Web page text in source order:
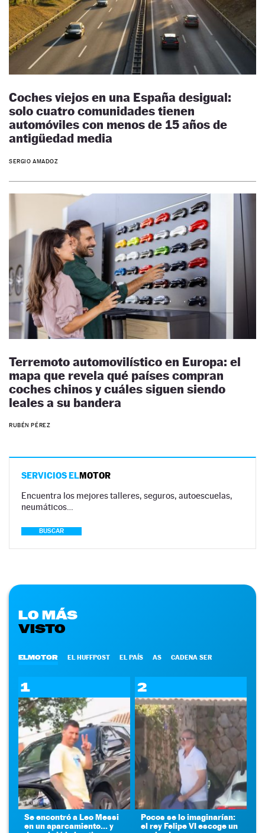
Coches viejos en una España desigual:
solo cuatro comunidades tienen
automóviles con menos de 15 años de
antigüedad media
SERGIO AMADOZ
Terremoto automovilístico en Europa: el
mapa que revela qué países compran
coches chinos y cuáles siguen siendo
leales a su bandera
RUBÉN PÉREZ
SERVICIOS ELMOTOR
Encuentra los mejores talleres, seguros, autoescuelas,
neumáticos…
BUSCAR
LO MÁS
VISTO
ELMOTOR EL HUFFPOST EL PAÍS AS CADENA SER
1
Se encontró a Leo Messi
en un aparcamiento... y
2
Pocos se lo imaginarían:
el rey Felipe VI escoge un